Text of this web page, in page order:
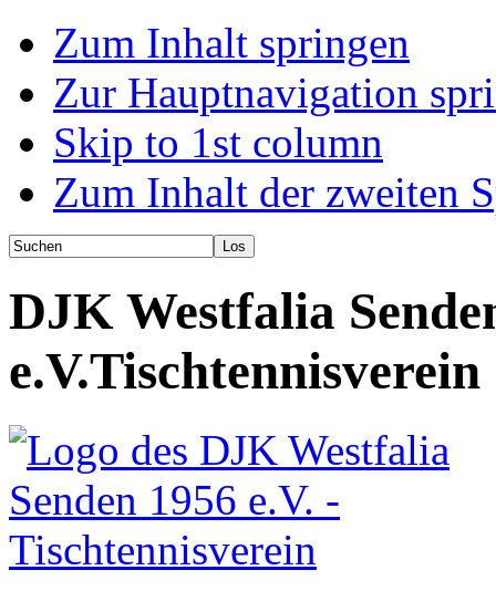
Zum Inhalt springen
Zur Hauptnavigation
Skip to 1st column
Zum Inhalt der zweiten
DJK Westfalia
e.V.Tischtennisverein